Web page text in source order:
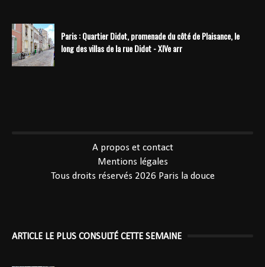
Paris : Quartier Didot, promenade du côté de Plaisance, le
long des villas de la rue Didot - XIVe arr
A propos et contact
Mentions légales
Tous droits réservés 2026 Paris la douce
ARTICLE LE PLUS CONSULTÉ CETTE SEMAINE